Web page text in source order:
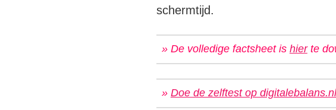
schermtijd.
» De volledige factsheet is hierte
» Doe de zelftest op digitalebalans.nl